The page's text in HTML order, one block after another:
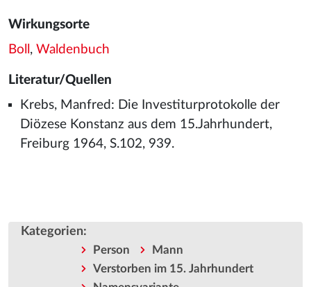
Wirkungsorte
Boll , Waldenbuch
Literatur/Quellen
Krebs, Manfred: Die Investiturprotokolle der
Diözese Konstanz aus dem 15.Jahrhundert,
Freiburg 1964, S.102, 939.
Kategorien:
Person
Mann
Verstorben im 15. Jahrhundert